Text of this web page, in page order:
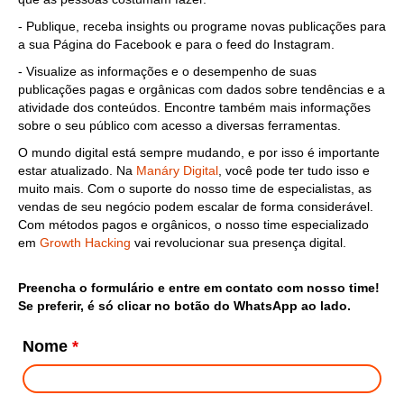
- Publique, receba insights ou programe novas publicações para
a sua Página do Facebook e para o feed do Instagram.
- Visualize as informações e o desempenho de suas
publicações pagas e orgânicas com dados sobre tendências e a
atividade dos conteúdos. Encontre também mais informações
sobre o seu público com acesso a diversas ferramentas.
O mundo digital está sempre mudando, e por isso é importante
estar atualizado. Na Manáry Digital, você pode ter tudo isso e
muito mais. Com o suporte do nosso time de especialistas, as
vendas de seu negócio podem escalar de forma considerável.
Com métodos pagos e orgânicos, o nosso time especializado
em Growth Hacking vai revolucionar sua presença digital.
Preencha o formulário e entre em contato com nosso time!
Se preferir, é só clicar no botão do WhatsApp ao lado.
Nome *